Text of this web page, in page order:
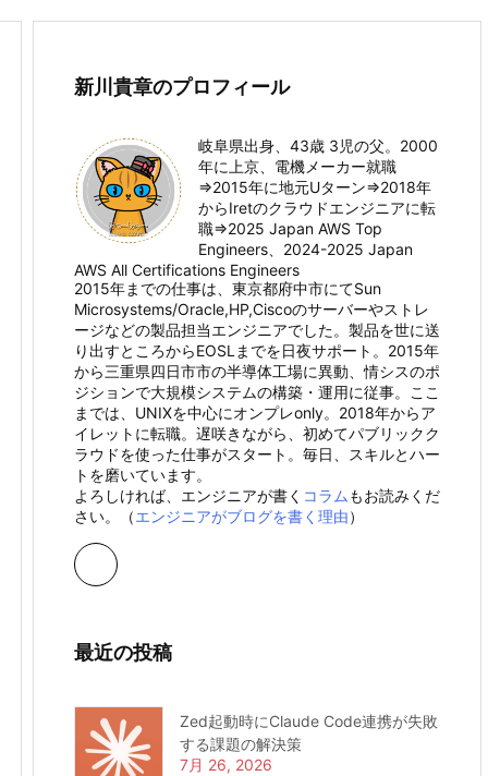
新川貴章のプロフィール
岐阜県出身、43歳 3児の父。2000
年に上京、電機メーカー就職
⇒2015年に地元Uターン⇒2018年
からIretのクラウドエンジニアに転
職⇒2025 Japan AWS Top
Engineers、2024-2025 Japan
AWS All Certifications Engineers
2015年までの仕事は、東京都府中市にてSun
Microsystems/Oracle,HP,Ciscoのサーバーやストレ
ージなどの製品担当エンジニアでした。製品を世に送
り出すところからEOSLまでを日夜サポート。2015年
から三重県四日市市の半導体工場に異動、情シスのポ
ジションで大規模システムの構築・運用に従事。ここ
までは、UNIXを中心にオンプレonly。2018年からア
イレットに転職。遅咲きながら、初めてパブリックク
ラウドを使った仕事がスタート。毎日、スキルとハー
トを磨いています。
よろしければ、エンジニアが書く コラム もお読みくだ
さい。（エンジニアがブログを書く理由）
最近の投稿
Zed起動時にClaude Code連携が失敗
する課題の解決策
7月 26, 2026